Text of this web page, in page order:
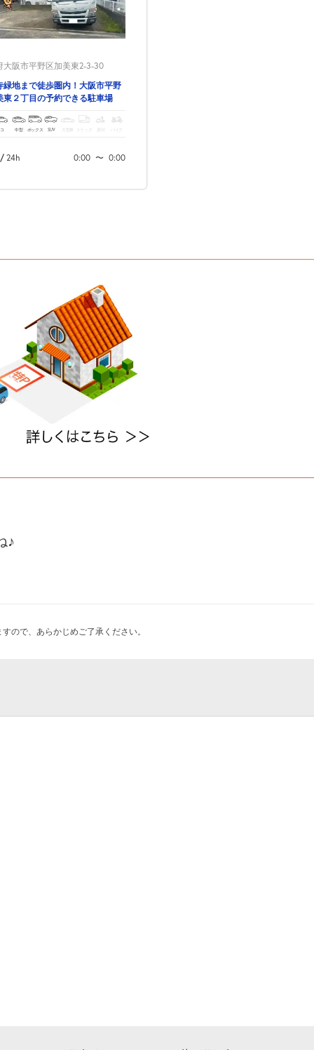
大阪市平野区加美東2-3-30
緑地まで徒歩圏内！大阪市平野
東２丁目の予約できる駐車場
コ 中型 ボックス SUV 大型車 トラック バイク
/ 24h 0:00 〜 0:00
♪
ので、あらかじめご了承ください。